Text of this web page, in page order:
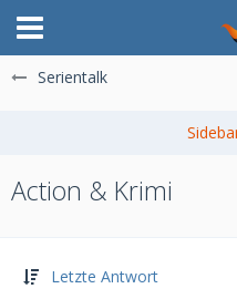
Serientalk
Action & Krimi
Letzte Antwort